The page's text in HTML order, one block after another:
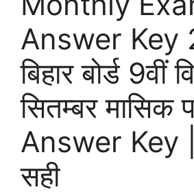
Answer Key
बिहार बोर्ड 9वीं
सितम्बर मासिक
Answer Key
सही